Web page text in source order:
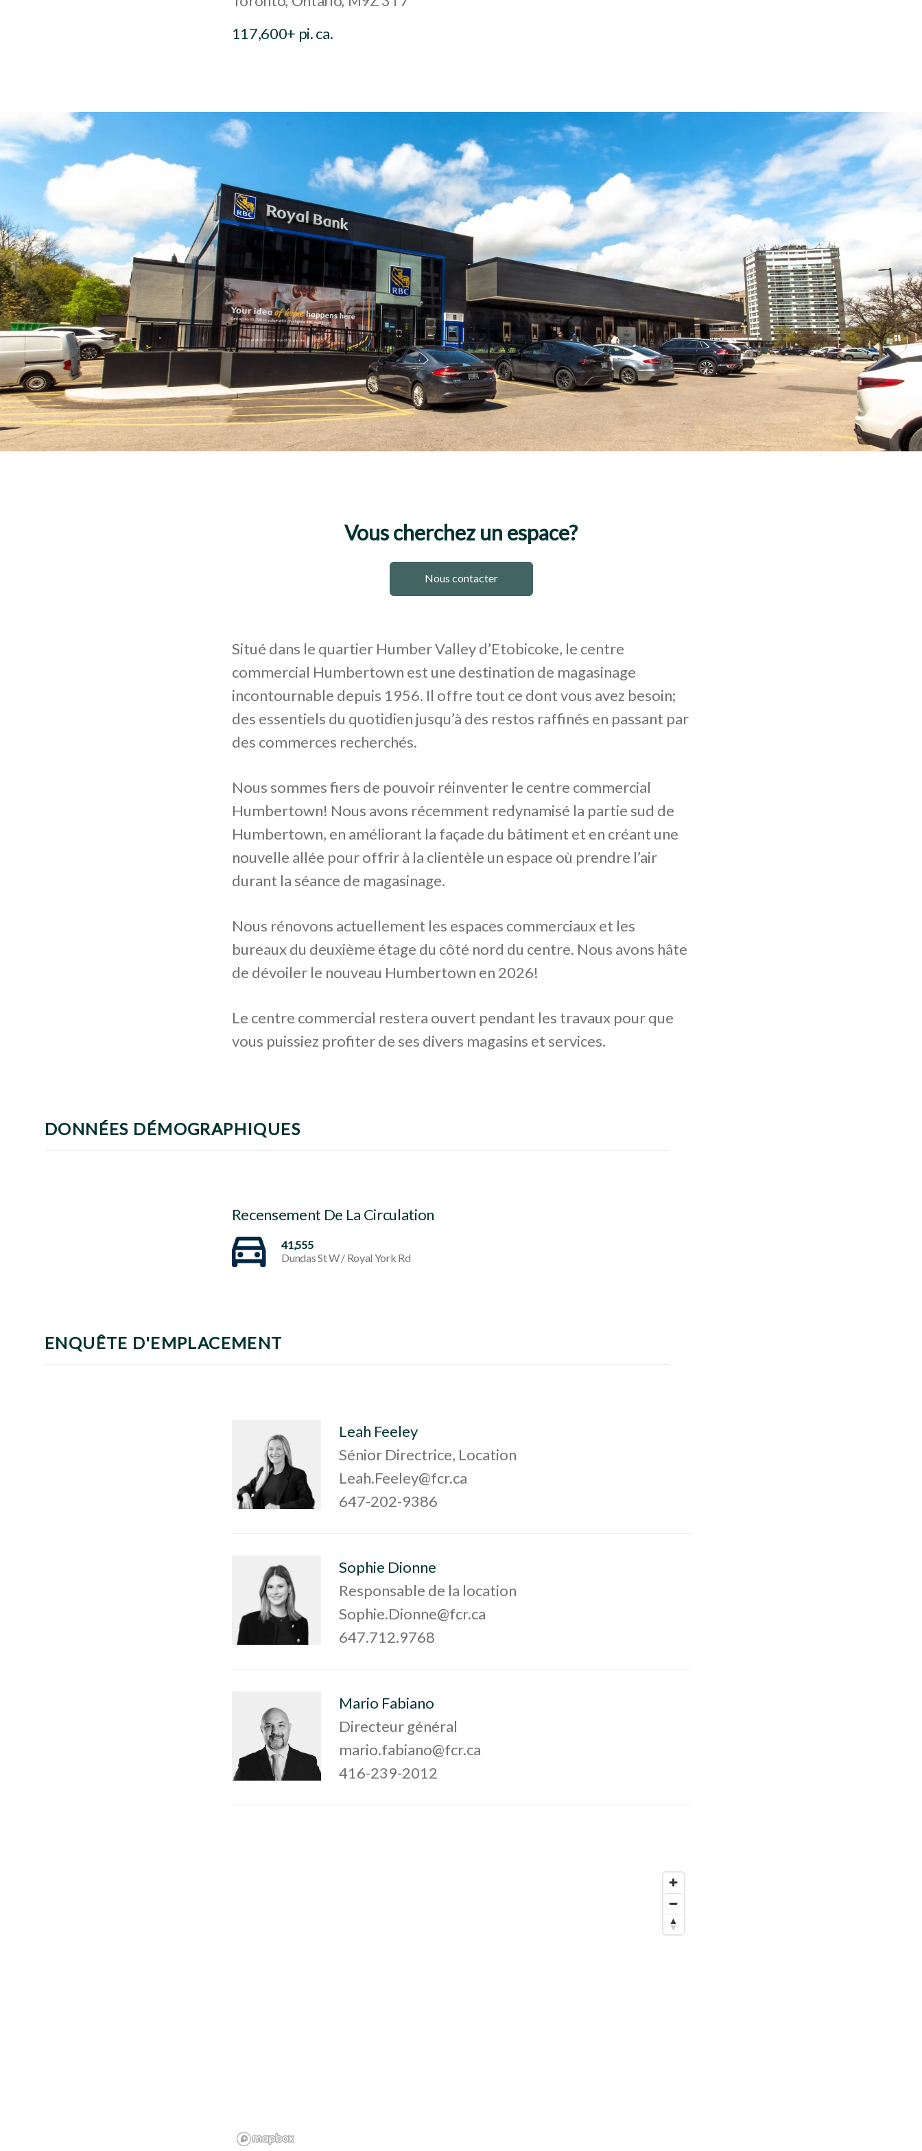
117,600+ pi. ca.
Vous cherchez un espace?
Nous contacter
Situé dans le quartier Humber Valley d’Etobicoke, le centre
commercial Humbertown est une destination de magasinage
incontournable depuis 1956. Il offre tout ce dont vous avez besoin;
des essentiels du quotidien jusqu’à des restos raffinés en passant par
des commerces recherchés.
Nous sommes fiers de pouvoir réinventer le centre commercial
Humbertown! Nous avons récemment redynamisé la partie sud de
Humbertown, en améliorant la façade du bâtiment et en créant une
nouvelle allée pour offrir à la clientèle un espace où prendre l’air
durant la séance de magasinage.
Nous rénovons actuellement les espaces commerciaux et les
bureaux du deuxième étage du côté nord du centre. Nous avons hâte
de dévoiler le nouveau Humbertown en 2026!
Le centre commercial restera ouvert pendant les travaux pour que
vous puissiez profiter de ses divers magasins et services.
DONNÉES DÉMOGRAPHIQUES
Recensement De La Circulation
41,555
Dundas St W / Royal York Rd
ENQUÊTE D'EMPLACEMENT
Leah Feeley
Sénior Directrice, Location
Leah.Feeley@fcr.ca
647-202-9386
Sophie Dionne
Responsable de la location
Sophie.Dionne@fcr.ca
647.712.9768
Mario Fabiano
Directeur général
mario.fabiano@fcr.ca
416-239-2012